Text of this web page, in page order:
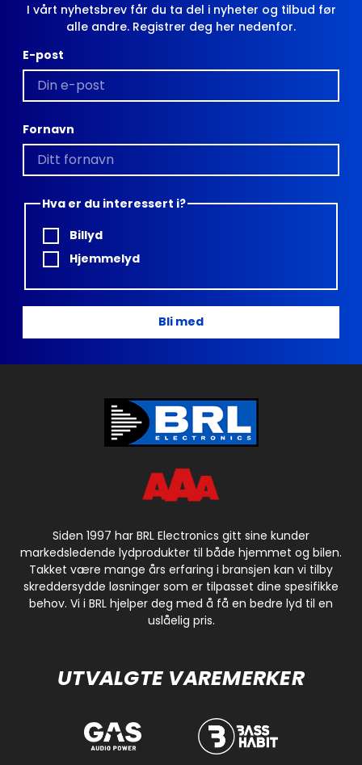
I vårt nyhetsbrev får du ta del i nyheter og tilbud før
alle andre. Registrer deg her nedenfor.
E-post
Fornavn
Hva er du interessert i?
Billyd
Hjemmelyd
Bli med
Siden 1997 har BRL Electronics gitt sine kunder
markedsledende lydprodukter til både hjemmet og bilen.
Takket være mange års erfaring i bransjen kan vi tilby
skreddersydde løsninger som er tilpasset dine spesifikke
behov. Vi i BRL hjelper deg med å få en bedre lyd til en
uslåelig pris.
UTVALGTE VAREMERKER